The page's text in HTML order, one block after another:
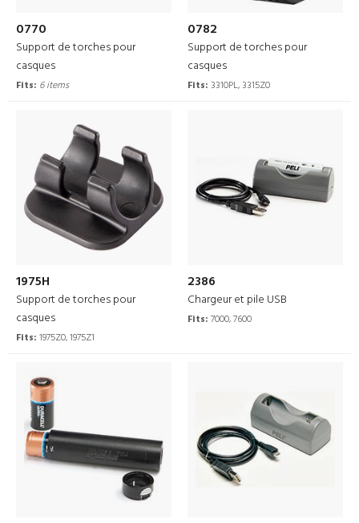
0770
Support de torches pour
casques
Fits: 6 items
0782
Support de torches pour
casques
Fits: 3310PL, 3315Z0
1975H
Support de torches pour
casques
Fits: 1975Z0, 1975Z1
2386
Chargeur et pile USB
Fits: 7000, 7600